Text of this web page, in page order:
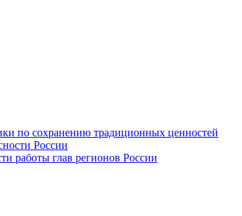
по сохранению традиционных ценностей
России
работы глав регионов России